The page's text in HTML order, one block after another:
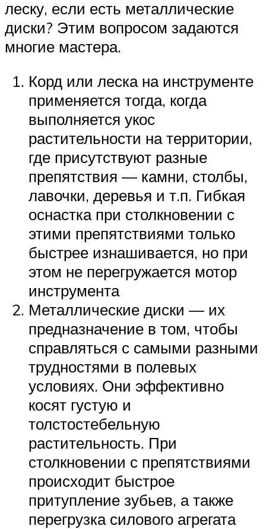
леску, если есть металлические
диски? Этим вопросом задаются
многие мастера.
Корд или леска на инструменте
применяется тогда, когда
выполняется укос
растительности на территории,
где присутствуют разные
препятствия — камни, столбы,
лавочки, деревья и т.п. Гибкая
оснастка при столкновении с
этими препятствиями только
быстрее изнашивается, но при
этом не перегружается мотор
инструмента
Металлические диски — их
предназначение в том, чтобы
справляться с самыми разными
трудностями в полевых
условиях. Они эффективно
косят густую и
толстостебельную
растительность. При
столкновении с препятствиями
происходит быстрое
притупление зубьев, а также
перегрузка силового агрегата